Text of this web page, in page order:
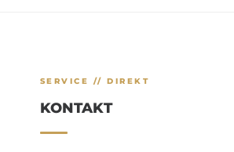
SERVICE // DIREKT
KONTAKT